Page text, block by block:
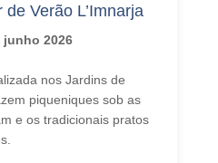
Verão L’Imnarja
junho 2026
nos Jardins de
piqueniques sob as
e os tradicionais pratos